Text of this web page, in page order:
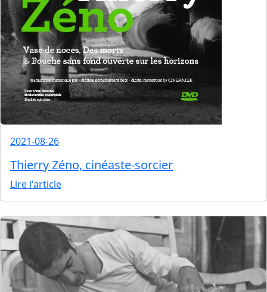
2021-08-26
Thierry Zéno, cinéaste-sorcier
Lire l'article